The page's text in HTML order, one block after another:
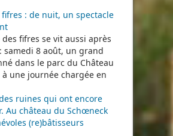
fifres : de nuit, un spectacle
fifres se vit aussi après
samedi 8 août, un grand
dans le parc du Château
une journée chargée en
ruines qui ont encore
Au château du Schœneck
(re)bâtisseurs